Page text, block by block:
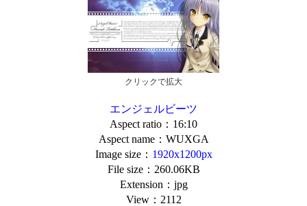
クリックで拡大
エンジェルビーツ
Aspect ratio：16:10
Aspect name：WUXGA
Image size： 1920x1200px
File size：260.06KB
Extension：jpg
View：2112